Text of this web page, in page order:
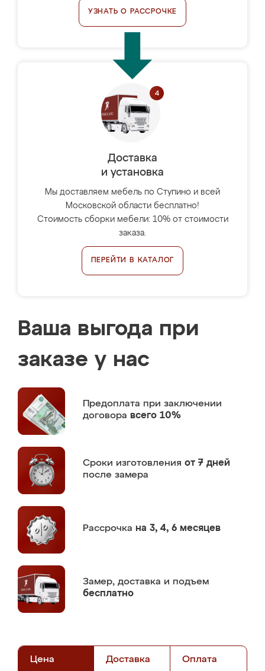
УЗНАТЬ О РАССРОЧКЕ
Доставка
и установка
Мы доставляем мебель по Ступино и всей
Московской области бесплатно!
Стоимость сборки мебели: 10% от стоимости
заказа.
ПЕРЕЙТИ В КАТАЛОГ
Ваша выгода при
заказе у нас
Предоплата при заключении
договора всего 10%
Сроки изготовления от 7 дней
после замера
Рассрочка на 3, 4, 6 месяцев
Замер, доставка и подъем
бесплатно
Цена Доставка Оплата